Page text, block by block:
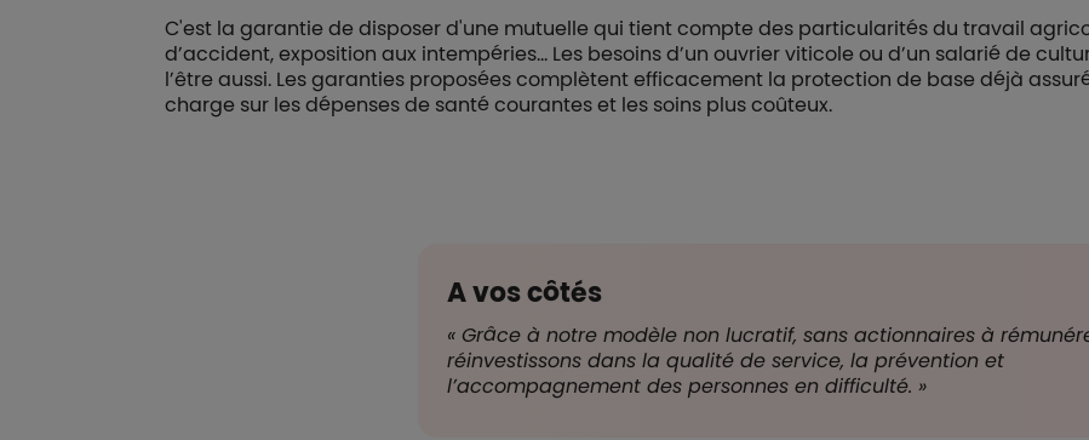
C'est la garantie de disposer d'une mutuelle qui tient compte des particularités du travail
d’accident, exposition aux intempéries… Les besoins d’un ouvrier viticole ou d’un salarié de
l’être aussi. Les garanties proposées complètent efficacement la protection de base déjà
charge sur les dépenses de santé courantes et les soins plus coûteux.
A vos côtés
« Grâce à notre modèle non lucratif, sans actionnaires à
réinvestissons dans la qualité de service, la prévention et
l’accompagnement des personnes en difficulté. »